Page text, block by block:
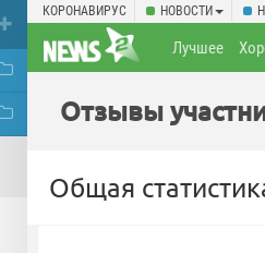
КОРОНАВИРУС НОВОСТИ
Лучшее
Отзывы
Общая